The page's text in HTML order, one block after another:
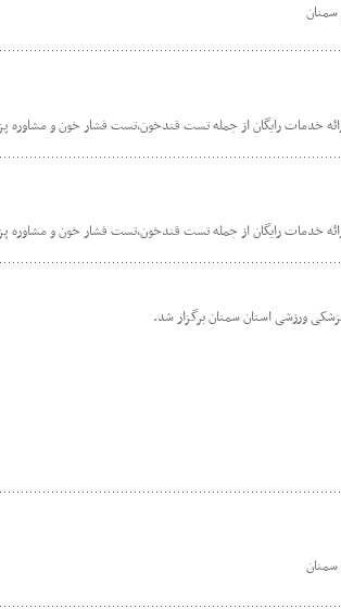
خدمات رایگان از جمله تست قندخون،تست فشار خون و مشاوره
خدمات رایگان از جمله تست قندخون،تست فشار خون و مشاوره
ورزشی استان سمنان برگزار شد.